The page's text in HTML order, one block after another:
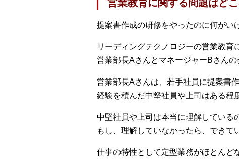
営業教育に関する問題はど
提案書作成の研修をやったのに何がい
リーディングテクノロジーの営業教育
営業部長AさんとマネージャーBさんの
営業部長Aさんは、若手社員に提案書
経験を積んだ中堅社員や上司はある程
中堅社員や上司は本当に理解している
もし、理解していなかったら、できて
仕事の特性として定型業務がほとんど